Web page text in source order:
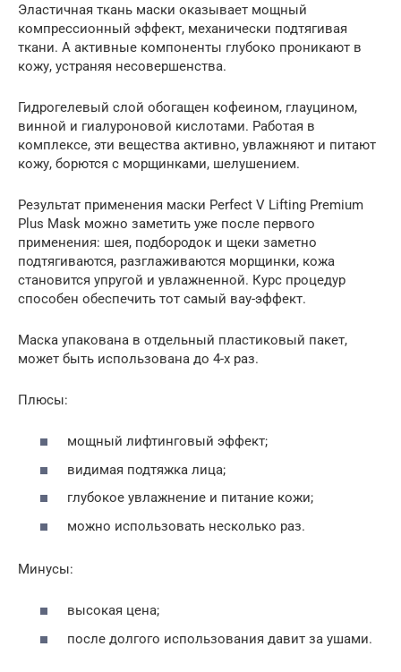
Эластичная ткань маски оказывает мощный
компрессионный эффект, механически подтягивая
ткани. А активные компоненты глубоко проникают в
кожу, устраняя несовершенства.
Гидрогелевый слой обогащен кофеином, глауцином,
винной и гиалуроновой кислотами. Работая в
комплексе, эти вещества активно, увлажняют и питают
кожу, борются с морщинками, шелушением.
Результат применения маски Perfect V Lifting Premium
Plus Mask можно заметить уже после первого
применения: шея, подбородок и щеки заметно
подтягиваются, разглаживаются морщинки, кожа
становится упругой и увлажненной. Курс процедур
способен обеспечить тот самый вау-эффект.
Маска упакована в отдельный пластиковый пакет,
может быть использована до 4-х раз.
Плюсы:
мощный лифтинговый эффект;
видимая подтяжка лица;
глубокое увлажнение и питание кожи;
можно использовать несколько раз.
Минусы:
высокая цена;
после долгого использования давит за ушами.